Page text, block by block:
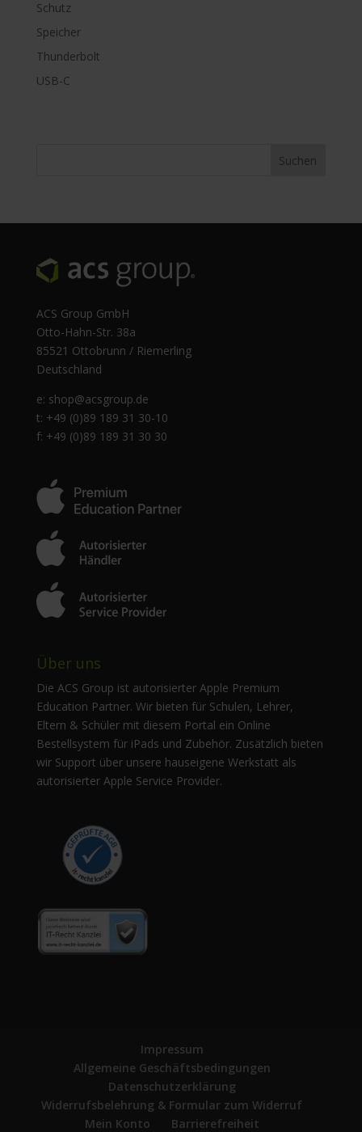
Schutz
Speicher
Thunderbolt
USB-C
ACS Group GmbH
Otto-Hahn-Str. 38a
85521 Ottobrunn / Riemerling
Deutschland
e: shop@acsgroup.de
t: +49 (0)89 189 31 30-10
f: +49 (0)89 189 31 30 30
Über uns
Die ACS Group ist autorisierter Apple Premium
Education Partner. Wir bieten für Schulen, Lehrer,
Eltern & Schüler mit diesem Portal ein Online
Bestellsystem für iPads und Zubehör. Zusätzlich bieten
wir Support über unsere hauseigene Werkstatt als
autorisierter Apple Service Provider.
Impressum
Allgemeine Geschäftsbedingungen
Datenschutzerklärung
Widerrufsbelehrung & Formular zum Widerruf
Mein Konto
Barrierefreiheit